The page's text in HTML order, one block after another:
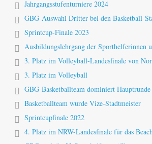
Jahrgangsstufenturniere 2024
GBG-Auswahl Dritter bei den Basketball-
Sprintcup-Finale 2023
Ausbildungslehrgang der Sporthelferinnen
3. Platz im Volleyball-Landesfinale von
3. Platz im Volleyball
GBG-Basketballteam dominiert
Basketballteam wurde Vize-Stadtmeister
Sprintcupfinale 2022
4. Platz im NRW-Landesfinale für das